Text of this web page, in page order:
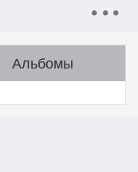
Альбомы